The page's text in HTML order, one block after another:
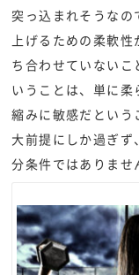
突っ込まれそうなの
上げるための柔軟
ち合わせていないこ
いうことは、単に
縮みに敏感だという
大前提にしか過ぎ
分条件ではありませ